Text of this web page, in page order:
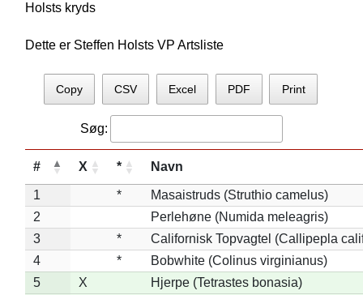
Holsts kryds
Dette er Steffen Holsts VP Artsliste
Copy CSV Excel PDF Print
Søg:
# X * Navn
1 *
Masaistruds (Struthio camelus)
2
Perlehøne (Numida meleagris)
3
*
Californisk Topvagtel (Callipepla
4
*
Bobwhite (Colinus virginianus)
5
X
Hjerpe (Tetrastes bonasia)